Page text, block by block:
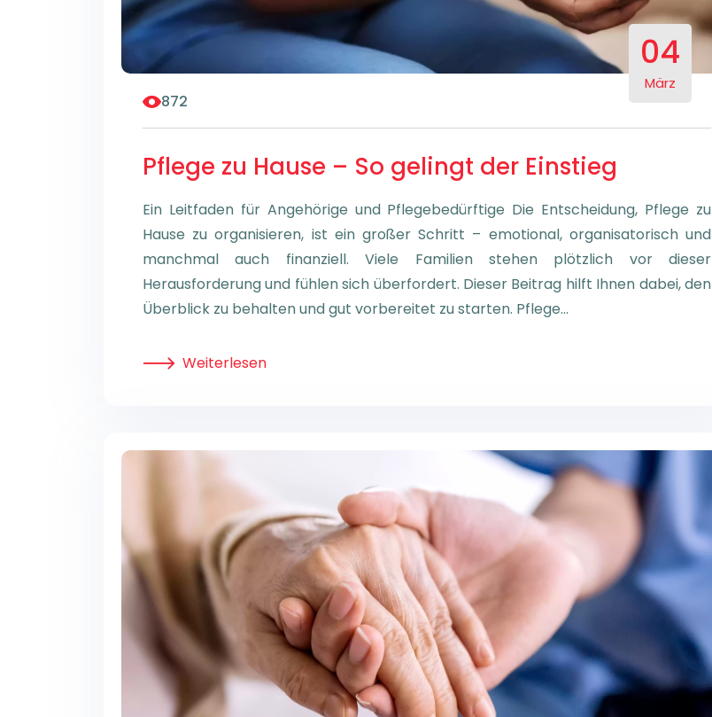
872
04
März
Pflege zu Hause – So gelingt der Einstieg
Ein Leitfaden für Angehörige und Pflegebedürftige Die Entscheidung, Pflege zu
Hause zu organisieren, ist ein großer Schritt – emotional, organisatorisch und
manchmal auch finanziell. Viele Familien stehen plötzlich vor dieser
Herausforderung und fühlen sich überfordert. Dieser Beitrag hilft Ihnen dabei, den
Überblick zu behalten und gut vorbereitet zu starten. Pflege…
Weiterlesen